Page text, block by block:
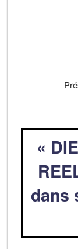
«
dans